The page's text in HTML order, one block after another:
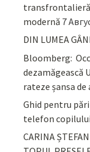
modernă 7
DIN LUMEA
Bloomberg:
dezamăgească
rateze șansa
Ghid pentru
telefon
CARINA